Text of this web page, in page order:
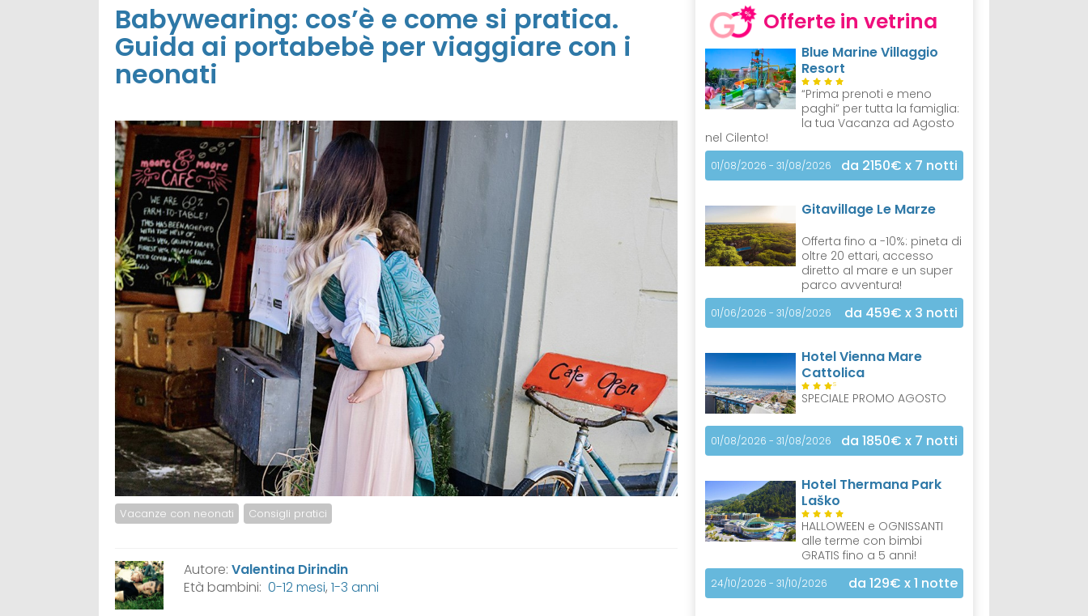
Babywearing: cos’è e come si pratica.
Guida ai portabebè per viaggiare con i
neonati
Vacanze con neonati Consigli pratici
Autore: Valentina Dirindin
Età bambini: 0-12 mesi, 1-3 anni
Offerte in vetrina
Blue Marine Villaggio
Resort
“Prima prenoti e meno
paghi” per tutta la famiglia:
la tua Vacanza ad Agosto
nel Cilento!
01/08/2026 - 31/08/2026 da 2150€ x 7 notti
Gitavillage Le Marze
Offerta fino a -10%: pineta di
oltre 20 ettari, accesso
diretto al mare e un super
parco avventura!
01/06/2026 - 31/08/2026 da 459€ x 3 notti
Hotel Vienna Mare
Cattolica
S
SPECIALE PROMO AGOSTO
01/08/2026 - 31/08/2026 da 1850€ x 7 notti
Hotel Thermana Park
Laško
HALLOWEEN e OGNISSANTI
alle terme con bimbi
GRATIS fino a 5 anni!
24/10/2026 - 31/10/2026 da 129€ x 1 notte